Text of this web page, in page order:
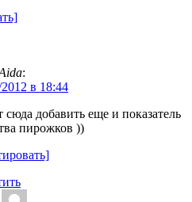
:
в 18:44
сюда добавить еще и показатель
пирожков ))